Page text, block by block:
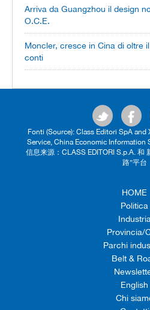
Arriva da Guangzhou il design
O.C.E.
Moncler, cresce in Cina di oltre
conti
Fonti (Source): Class Editori SpA
Service, China Economic Information
信息来源：CLASS EDITORI S.p.A. 和
路”平台
HOME
Politica
Industria
Provincia/
Parchi
Belt &
English
Chi